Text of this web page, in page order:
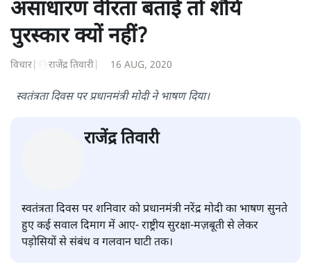
दिनकर कुमार की और स्टोरी पढ़ें
पीएम ने गलवान में शहादत को
पुरस्कार क्यों नहीं?
विचार| राजेंद्र तिवारी| 16 AUG, 2020